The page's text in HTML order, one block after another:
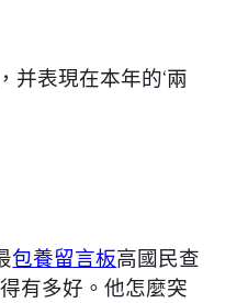
并表現在本年的‘兩
包養留言板高國民查
有多好。他怎麼突